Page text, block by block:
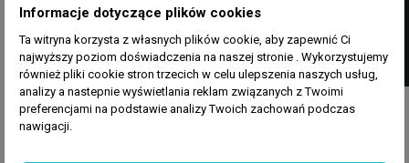
Informacje dotyczące plików cookies
Ta witryna korzysta z własnych plików cookie, aby zapewnić Ci
najwyższy poziom doświadczenia na naszej stronie . Wykorzystujemy
również pliki cookie stron trzecich w celu ulepszenia naszych usług,
analizy a nastepnie wyświetlania reklam związanych z Twoimi
preferencjami na podstawie analizy Twoich zachowań podczas
nawigacji.